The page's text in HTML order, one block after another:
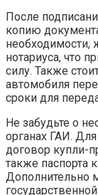
После
копию
необходимости,
нотариуса, что
силу. Также
автомобиля
сроки для
Не забудьте о
органах ГАИ. Для
договор купли-
также паспорта
Дополнительно